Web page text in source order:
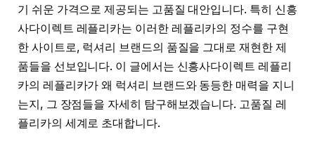
기 쉬운 가격으로 제공되는 고품질 대안입니다. 특히 신흥
사다이렉트 레플리카는 이러한 레플리카의 정수를 구현
한 사이트로, 럭셔리 브랜드의 품질을 그대로 재현한 제
품들을 선보입니다. 이 글에서는 신흥사다이렉트 레플리
카의 레플리카가 왜 럭셔리 브랜드와 동등한 매력을 지니
는지, 그 장점들을 자세히 탐구해보겠습니다. 고품질 레
플리카의 세계로 초대합니다.